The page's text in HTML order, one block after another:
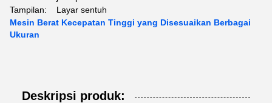
Tampilan:
Layar sentuh
Mesin Berat Kecepatan Tinggi yang Disesuaikan Berbagai
Ukuran
Deskripsi produk: